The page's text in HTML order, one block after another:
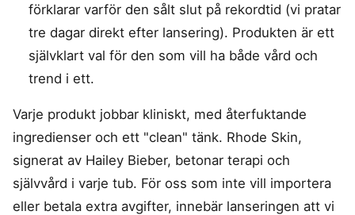
förklarar varför den sålt slut på rekordtid (vi pratar
tre dagar direkt efter lansering). Produkten är ett
självklart val för den som vill ha både vård och
trend i ett.
Varje produkt jobbar kliniskt, med återfuktande
ingredienser och ett "clean" tänk. Rhode Skin,
signerat av Hailey Bieber, betonar terapi och
självvård i varje tub. För oss som inte vill importera
eller betala extra avgifter, innebär lanseringen att vi